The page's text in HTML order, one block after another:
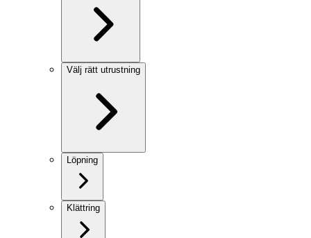
Välj rätt utrustning
Löpning
Klättring